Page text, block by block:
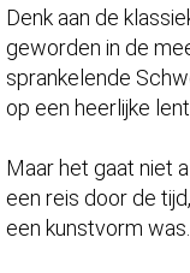
Denk aan de
geworden in de
sprankelende
op een heerlijke
Maar het gaat niet
een reis door de
een kunstvorm was.